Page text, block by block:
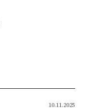
10.11.2025